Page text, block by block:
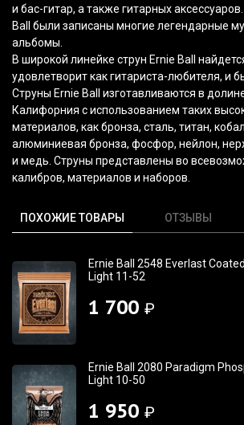
и бас-гитар, а также гитарных
Ball были записаны многие легендарные
альбомы.
В широкой линейке струн Ernie Ball
удовлетворит как гитариста-любителя, и
Струны Ernie Ball изготавливаются в
Калифорния с использованием таких
материалов, как бронза, сталь, титан,
алюминиевая бронза, фосфор, нейлон,
и медь. Струны представлены во
калибров, материалов и наборов.
ПОХОЖИЕ ТОВАРЫ ОТЗЫВЫ
Ernie Ball 2548 Everlast
Light 11-52
1 700 ₽
Ernie Ball 2080 Paradigm
Light 10-50
1 950 ₽